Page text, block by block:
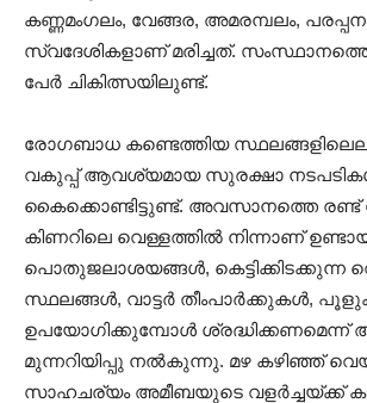
കണ്ണമംഗലം, വേങ്ങര, അമരമ്പലം,
സ്വദേശികളാണ് മരിച്ചത്.
പേർ ചികിത്സയിലുണ്ട്.
രോഗബാധ കണ്ടെത്തിയ
വകുപ്പ് ആവശ്യമായ സുരക്ഷാ
കൈക്കൊണ്ടിട്ടുണ്ട്. അവസാനത്തെ
കിണറിലെ വെള്ളത്തിൽ നിന്നാണ്
പൊതുജലാശയങ്ങൾ, കെട്ടിക്കിടക്കുന്ന
സ്ഥലങ്ങൾ, വാട്ടർ തീംപാർക്കുകൾ,
ഉപയോഗിക്കുമ്പോൾ
മുന്നറിയിപ്പു നൽകുന്നു. മഴ കഴിഞ്ഞ്
സാഹചര്യം അമീബയുടെ വളർച്ചയ്ക്ക്